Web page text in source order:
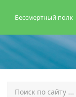
Бессмертный полк